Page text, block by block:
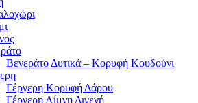
Βενεράτο Δυτικά – Κορυφή Κουδούνι
Γέργερη Κορυφή Δάρου
Γέργερη Λίμνη Διγενή